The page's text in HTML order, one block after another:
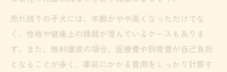
売れ残りの子犬には、年齢がやや高くなっただけでな
く、性格や健康上の課題が潜んでいるケースもありま
す。また、無料譲渡の場合、医療費や飼育費が自己負担
となることが多く、事前にかかる費用をしっかり計算す